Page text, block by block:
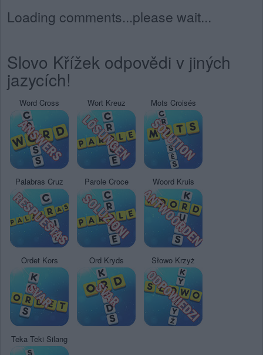
Loading comments...please wait...
Slovo Křížek odpovědi v jiných
jazycích!
Word Cross Wort Kreuz Mots Croisés
Palabras Cruz Parole Croce Woord Kruis
Ordet Kors Ord Kryds Słowo Krzyż
Teka Teki Silang